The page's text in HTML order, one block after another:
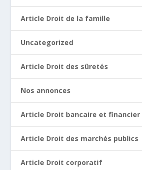
Article Droit de la famille
Uncategorized
Article Droit des sûretés
Nos annonces
Article Droit bancaire et financier
Article Droit des marchés publics
Article Droit corporatif